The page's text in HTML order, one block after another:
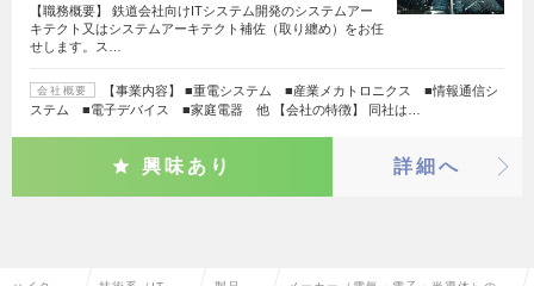
【職務概要】 鉄道会社向けITシステム開発のシステムアー
キテクト又はシステムアーキテクト補佐（取り纏め）をお任
せします。ス…
会社概要
【事業内容】 ■重電システム ■産業メカトロニクス ■情報通信シ
ステム ■電子デバイス ■家庭電器 他 【会社の特徴】 同社は…
興味あり 詳細へ